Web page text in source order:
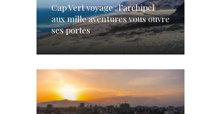
Cap Vert voyage : l’archipel
aux mille aventures vous ouvre
ses portes